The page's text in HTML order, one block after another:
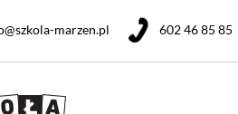
marzen.pl 602 46 85 85